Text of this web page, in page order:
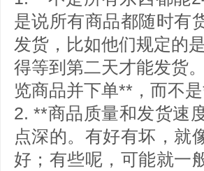
是说所有商品都随时有
发货，比如他们规定的
得等到第二天才能发货
览商品并下单**，而不
2. **商品质量和发货速
点深的。有好有坏，就
好；有些呢，可能就一